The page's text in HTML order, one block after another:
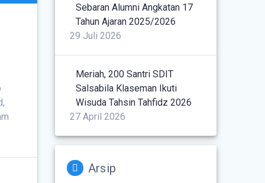
Sebaran Alumni Angkatan 17
Tahun Ajaran 2025/2026
29 Juli 2026
Meriah, 200 Santri SDIT
Salsabila Klaseman Ikuti
Wisuda Tahsin Tahfidz 2026
27 April 2026
Arsip